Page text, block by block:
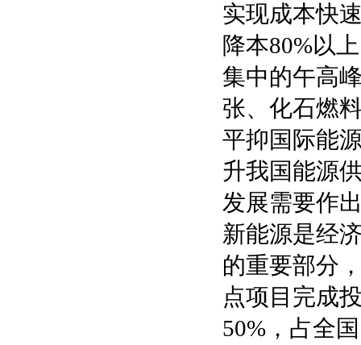
实现成本快
降本80%以
集中的午高
张、化石燃
平抑国际能
升我国能源
发展需要作
新能源是经
的重要部分
点项目完成
50%，占全